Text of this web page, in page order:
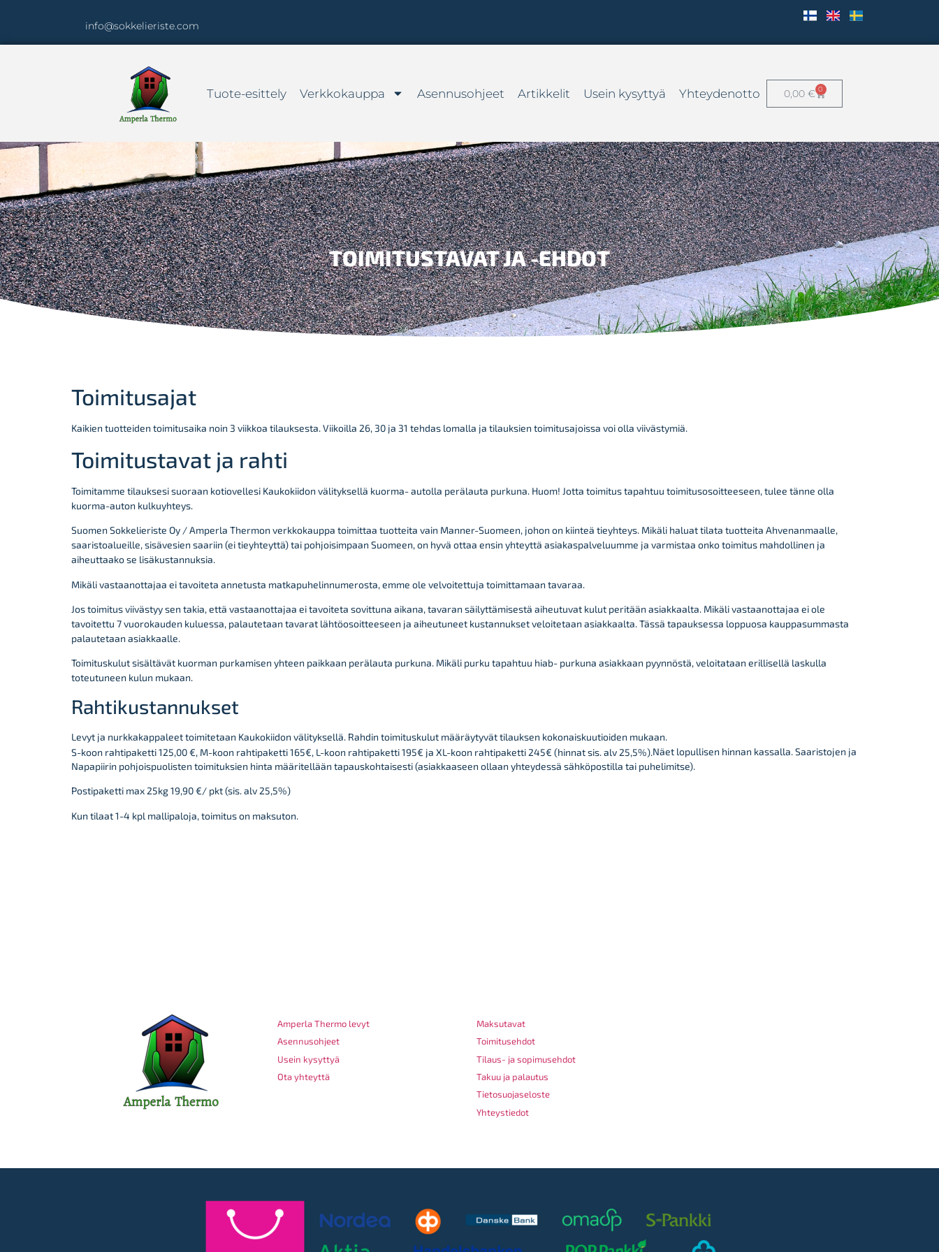
info@sokkelieriste.com
Tuote-esittely Verkkokauppa Asennusohjeet Artikkelit Usein kysyttyä Yhteydenotto 0,00 € 0
TOIMITUSTAVAT JA -EHDOT
Toimitusajat
Kaikien tuotteiden toimitusaika noin 3 viikkoa tilauksesta.Viikoilla 26, 30 ja 31 tehdas lomalla ja tilauksien toimitusajoissa voi olla viivästymiä.
Toimitustavat ja rahti
Toimitamme tilauksesi suoraan kotiovellesi Kaukokiidon välityksellä kuorma- autolla perälauta purkuna. Huom! Jotta toimitus tapahtuu toimitusosoitteeseen, tulee tänne olla
kuorma-auton kulkuyhteys.
Suomen Sokkelieriste Oy / Amperla Thermon verkkokauppa toimittaa tuotteita vain Manner-Suomeen, johon on kiinteä tieyhteys. Mikäli haluat tilata tuotteita Ahvenanmaalle,
saaristoalueille, sisävesien saariin (ei tieyhteyttä) tai pohjoisimpaan Suomeen, on hyvä ottaa ensin yhteyttä asiakaspalveluumme ja varmistaa onko toimitus mahdollinen ja
aiheuttaako se lisäkustannuksia.
Mikäli vastaanottajaa ei tavoiteta annetusta matkapuhelinnumerosta, emme ole velvoitettuja toimittamaan tavaraa.
Jos toimitus viivästyy sen takia, että vastaanottajaa ei tavoiteta sovittuna aikana, tavaran säilyttämisestä aiheutuvat kulut peritään asiakkaalta. Mikäli vastaanottajaa ei ole
tavoitettu 7 vuorokauden kuluessa, palautetaan tavarat lähtöosoitteeseen ja aiheutuneet kustannukset veloitetaan asiakkaalta. Tässä tapauksessa loppuosa kauppasummasta
palautetaan asiakkaalle.
Toimituskulut sisältävät kuorman purkamisen yhteen paikkaan perälauta purkuna. Mikäli purku tapahtuu hiab- purkuna asiakkaan pyynnöstä, veloitataan erillisellä laskulla
toteutuneen kulun mukaan.
Rahtikustannukset
Levyt ja nurkkakappaleet toimitetaan Kaukokiidon välityksellä. Rahdin toimituskulut määräytyvät tilauksen kokonaiskuutioiden mukaan.
S-koon rahtipaketti125,00€, M-koon rahtipaketti 165€, L-koon rahtipaketti 195€ ja XL-koon rahtipaketti 245€ (hinnat sis. alv 25,5%).Näet lopullisen hinnan kassalla.Saaristojen ja
Napapiirin pohjoispuolisten toimituksien hinta määritellään tapauskohtaisesti (asiakkaaseen ollaan yhteydessä sähköpostilla tai puhelimitse).
Postipaketti max 25kg 19,90 €/ pkt (sis. alv 25,5%)
Kun tilaat 1-4 kpl mallipaloja, toimitus on maksuton.
Amperla Thermo levyt
Asennusohjeet
Usein kysyttyä
Ota yhteyttä
Maksutavat
Toimitusehdot
Tilaus- ja sopimusehdot
Takuu ja palautus
Tietosuojaseloste
Yhteystiedot